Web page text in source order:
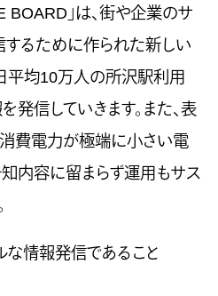
BOARD」は、街や企業のサ
るために作られた新しい
平均10万人の所沢駅利用
発信していきます。また、表
費電力が極端に小さい電
内容に留まらず運用もサス
な情報発信であること